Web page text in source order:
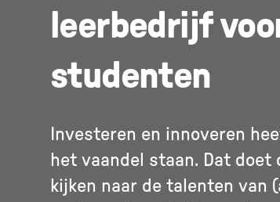
leerbedrijf
studenten
Investeren en innoveren
het vaandel staan. Dat
kijken naar de talenten van